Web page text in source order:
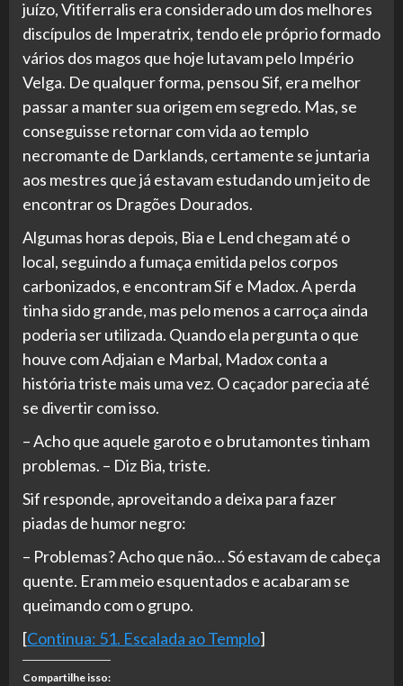
juízo, Vitiferralis era considerado um dos melhores
discípulos de Imperatrix, tendo ele próprio formado
vários dos magos que hoje lutavam pelo Império
Velga. De qualquer forma, pensou Sif, era melhor
passar a manter sua origem em segredo. Mas, se
conseguisse retornar com vida ao templo
necromante de Darklands, certamente se juntaria
aos mestres que já estavam estudando um jeito de
encontrar os Dragões Dourados.
Algumas horas depois, Bia e Lend chegam até o
local, seguindo a fumaça emitida pelos corpos
carbonizados, e encontram Sif e Madox. A perda
tinha sido grande, mas pelo menos a carroça ainda
poderia ser utilizada. Quando ela pergunta o que
houve com Adjaian e Marbal, Madox conta a
história triste mais uma vez. O caçador parecia até
se divertir com isso.
– Acho que aquele garoto e o brutamontes tinham
problemas. – Diz Bia, triste.
Sif responde, aproveitando a deixa para fazer
piadas de humor negro:
– Problemas? Acho que não… Só estavam de cabeça
quente. Eram meio esquentados e acabaram se
queimando com o grupo.
[Continua: 51. Escalada ao Templo]
Compartilhe isso: